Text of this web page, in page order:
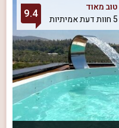
טוב מאוד
5 חוות דעת אמיתיות
9.4